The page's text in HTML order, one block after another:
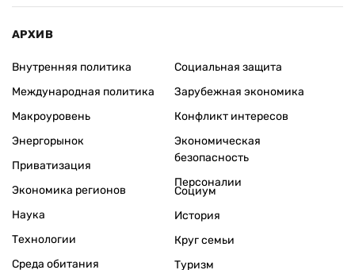
АРХИВ
Внутренняя политика
Международная политика
Макроуровень
Энергорынок
Приватизация
Экономика регионов
Социальная защита
Зарубежная экономика
Конфликт интересов
Экономическая
безопасность
Персоналии
Наука
Технологии
Среда обитания
Социум
История
Круг семьи
Туризм